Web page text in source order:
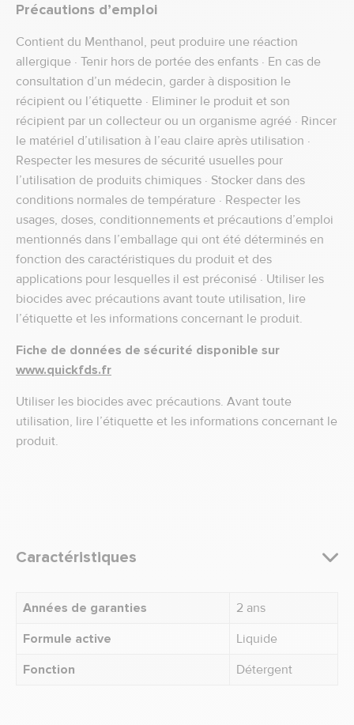
Caractéristiques
Années de garanties
2 ans
Formule active
Liquide
Fonction
Détergent
Précautions d’emploi
Contient du Menthanol, peut produire une réaction
allergique · Tenir hors de portée des enfants · En cas de
consultation d’un médecin, garder à disposition le
récipient ou l’étiquette · Eliminer le produit et son
récipient par un collecteur ou un organisme agréé · Rincer
le matériel d’utilisation à l’eau claire après utilisation ·
Respecter les mesures de sécurité usuelles pour
l’utilisation de produits chimiques · Stocker dans des
conditions normales de température · Respecter les
usages, doses, conditionnements et précautions d’emploi
mentionnés dans l’emballage qui ont été déterminés en
fonction des caractéristiques du produit et des
applications pour lesquelles il est préconisé · Utiliser les
biocides avec précautions avant toute utilisation, lire
l’étiquette et les informations concernant le produit.
Fiche de données de sécurité disponible sur
www.quickfds.fr
Utiliser les biocides avec précautions. Avant toute
utilisation, lire l’étiquette et les informations concernant le
produit.